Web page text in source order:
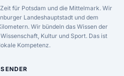
für Potsdam und die Mittelmark. Wir
Landeshauptstadt und dem
Wir bündeln das Wissen der
Kultur und Sport. Das ist
Kompetenz.
SENDER